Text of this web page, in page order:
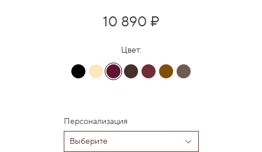
Цвет:
10 890 ₽
Персонализация